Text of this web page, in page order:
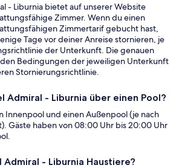
- Liburnia bietet auf unserer Website
Zimmer. Wenn du einen
Zimmertarif gebucht hast,
Tage vor deiner Anreise stornieren, je
der Unterkunft. Die genauen
den Bedingungen der jeweiligen Unterkunft
Stornierungsrichtlinie.
Admiral - Liburnia über einen Pool?
Innenpool und einen Außenpool (je nach
Gäste haben von 08:00 Uhr bis 20:00 Uhr
Admiral - Liburnia Haustiere?